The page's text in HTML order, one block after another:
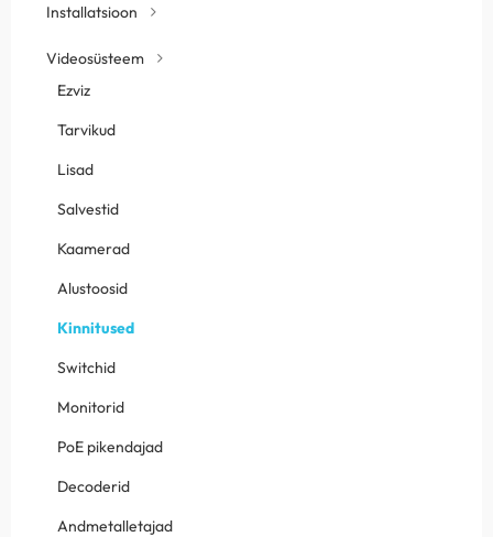
Installatsioon
Videosüsteem
Ezviz
Tarvikud
Lisad
Salvestid
Kaamerad
Alustoosid
Kinnitused
Switchid
Monitorid
PoE pikendajad
Decoderid
Andmetalletajad